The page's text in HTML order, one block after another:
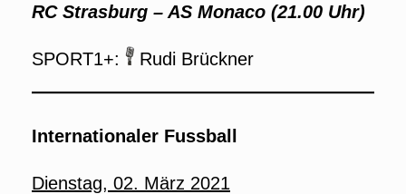
RC Strasburg – AS Monaco (21.00 Uhr)
SPORT1+: Rudi Brückner
Internationaler Fussball
Dienstag, 02. März 2021